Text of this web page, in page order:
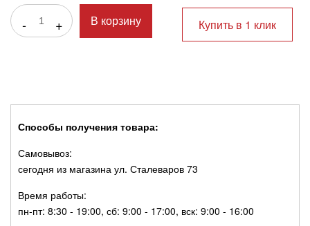
- + В корзину Купить в 1 клик
Способы получения товара:
Самовывоз:
сегодня из магазина ул. Сталеваров 73
Время работы:
пн-пт: 8:30 - 19:00, сб: 9:00 - 17:00, вск: 9:00 - 16:00